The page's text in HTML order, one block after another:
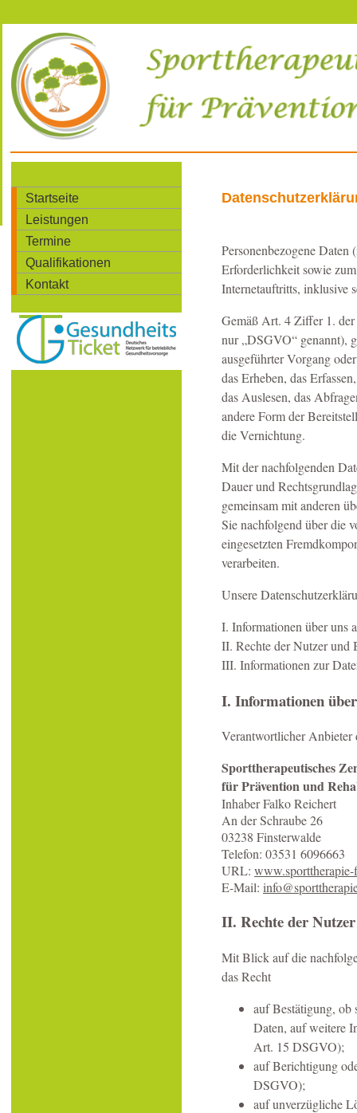
Startseite
Leistungen
Termine
Qualifikationen
Kontakt
Personenbezogene
Erforderlichkeit sowie
Internetauftritts, inklusive
Gemäß Art. 4 Ziffer 1.
nur „DSGVO“ genannt),
ausgeführter Vorgang
das Erheben, das
das Auslesen, das
andere Form der
die Vernichtung.
Mit der nachfolgenden
Dauer und
gemeinsam mit anderen
Sie nachfolgend über die
eingesetzten
verarbeiten.
Unsere
I. Informationen über uns
II. Rechte der Nutzer und
III. Informationen zur
I. Informationen
Verantwortlicher Anbieter
Sporttherapeutisches
für Prävention und
Inhaber Falko Reichert
An der Schraube 26
03238 Finsterwalde
Telefon: 03531 6096663
URL:
E-Mail:
II. Rechte der
Mit Blick auf die
das Recht
auf Bestätigung, ob
Daten, auf weitere
Art. 15 DSGVO);
auf Berichtigung
DSGVO);
auf unverzügliche